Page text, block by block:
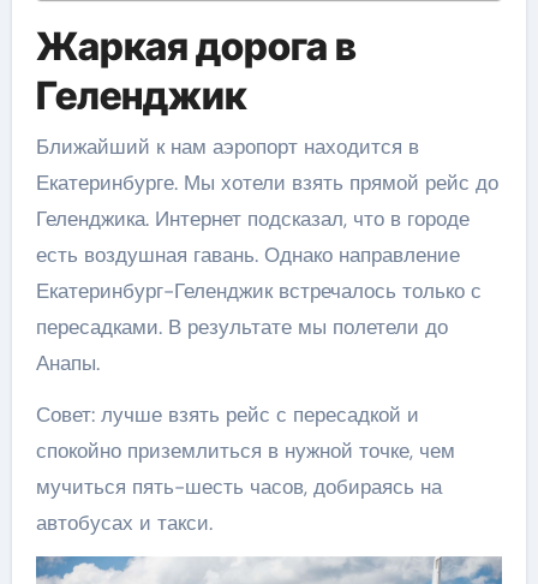
Жаркая дорога в
Геленджик
Ближайший к нам аэропорт находится в
Екатеринбурге. Мы хотели взять прямой рейс до
Геленджика. Интернет подсказал, что в городе
есть воздушная гавань. Однако направление
Екатеринбург-Геленджик встречалось только с
пересадками. В результате мы полетели до
Анапы.
Совет: лучше взять рейс с пересадкой и
спокойно приземлиться в нужной точке, чем
мучиться пять-шесть часов, добираясь на
автобусах и такси.